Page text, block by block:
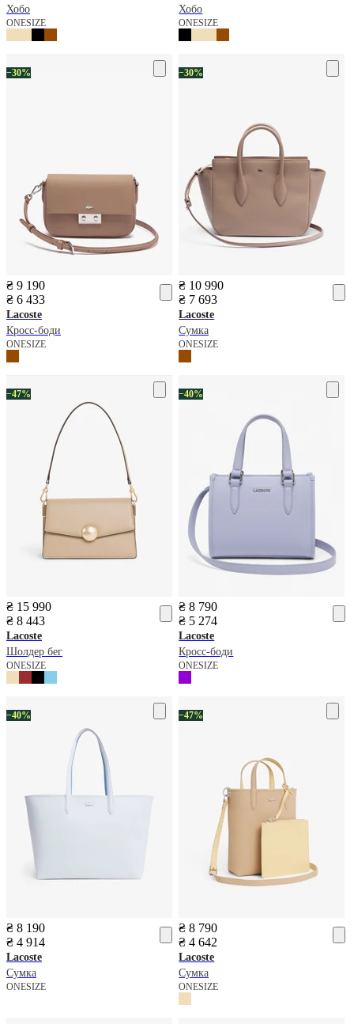
Хобо
ONESIZE
Хобо
ONESIZE
−30%
₴ 9 190
₴ 6 433
Lacoste
Кросс-боди
ONESIZE
−30%
₴ 10 990
₴ 7 693
Lacoste
Сумка
ONESIZE
−47%
₴ 15 990
₴ 8 443
Lacoste
Шолдер бег
ONESIZE
−40%
₴ 8 790
₴ 5 274
Lacoste
Кросс-боди
ONESIZE
−40%
₴ 8 190
₴ 4 914
Lacoste
Сумка
ONESIZE
−47%
₴ 8 790
₴ 4 642
Lacoste
Сумка
ONESIZE